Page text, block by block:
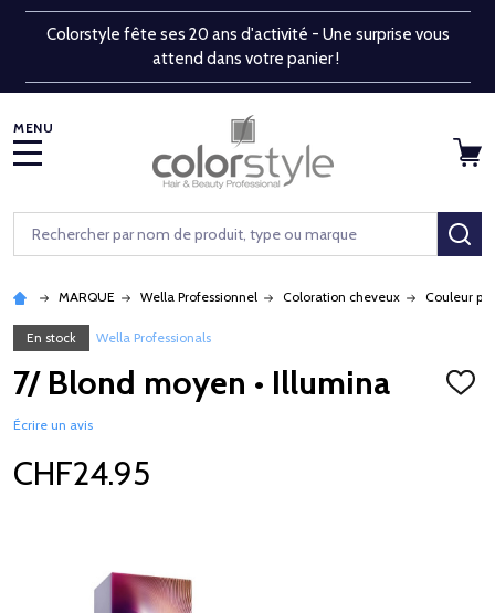
Colorstyle fête ses 20 ans d'activité - Une surprise vous
attend dans votre panier !
Rechercher
MARQUE Wella Professionnel Coloration cheveux Couleur
En stock Wella Professionals
7/ Blond moyen • Illumina
Écrire un avis
CHF24.95